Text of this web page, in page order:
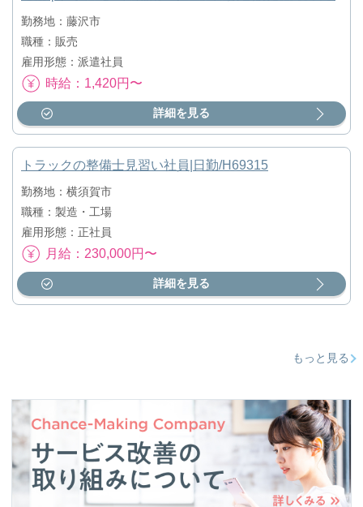
勤務地：藤沢市
職種：販売
雇用形態：派遣社員
時給：1,420円〜
詳細を見る
トラックの整備士見習い社員|日勤/H69315
勤務地：横須賀市
職種：製造・工場
雇用形態：正社員
月給：230,000円〜
詳細を見る
もっと見る